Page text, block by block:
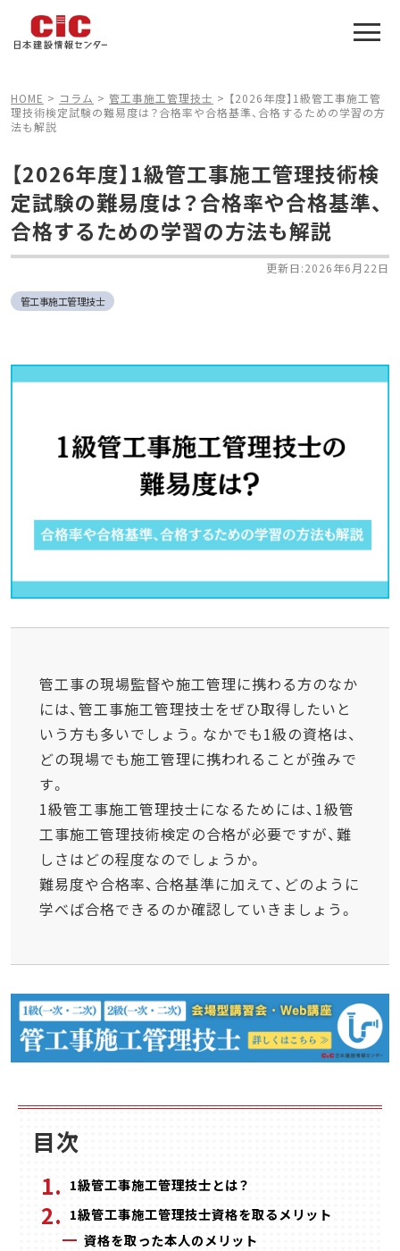
HOME > コラム > 管工事施工管理技士 > 【2026年度】1級管工事施工管
理技術検定試験の難易度は？合格率や合格基準、合格するための学習の方
法も解説
【2026年度】1級管工事施工管理技術検
定試験の難易度は？合格率や合格基準、
合格するための学習の方法も解説
更新日:2026年6月22日
管工事施工管理技士
管工事の現場監督や施工管理に携わる方のなか
には、管工事施工管理技士をぜひ取得したいと
いう方も多いでしょう。なかでも1級の資格は、
どの現場でも施工管理に携われることが強みで
す。
1級管工事施工管理技士になるためには、1級管
工事施工管理技術検定の合格が必要ですが、難
しさはどの程度なのでしょうか。
難易度や合格率、合格基準に加えて、どのように
学べば合格できるのか確認していきましょう。
目次
1級管工事施工管理技士とは？
1級管工事施工管理技士資格を取るメリット
資格を取った本人のメリット